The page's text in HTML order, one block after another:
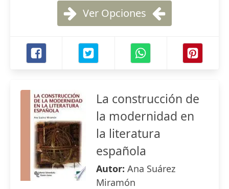
Ver Opciones
La construcción de
la modernidad en
la literatura
española
Autor: Ana Suárez
Miramón